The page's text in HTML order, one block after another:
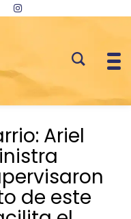
Ariel
de este